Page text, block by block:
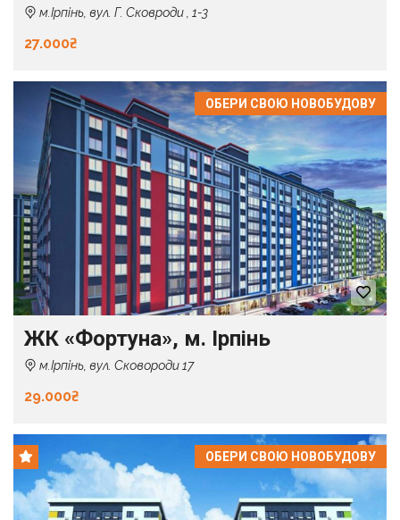
м.Ірпінь, вул. Г. Сковроди , 1-3
27.000₴
ОБЕРИ СВОЮ НОВОБУДОВУ
ЖК «Фортуна», м. Ірпінь
м.Ірпінь, вул. Сковороди 17
29.000₴
ОБЕРИ СВОЮ НОВОБУДОВУ